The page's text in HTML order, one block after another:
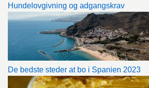
Hundelovgivning og adgangskrav
De bedste steder at bo i Spanien 2023